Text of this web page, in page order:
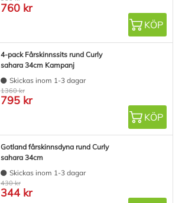
760 kr
KÖP
4-pack Fårskinnssits rund Curly
sahara 34cm Kampanj
Skickas inom 1-3 dagar
1360 kr
795 kr
KÖP
Gotland fårskinnsdyna rund Curly
sahara 34cm
Skickas inom 1-3 dagar
430 kr
344 kr